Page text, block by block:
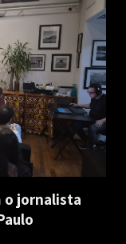
o jornalista